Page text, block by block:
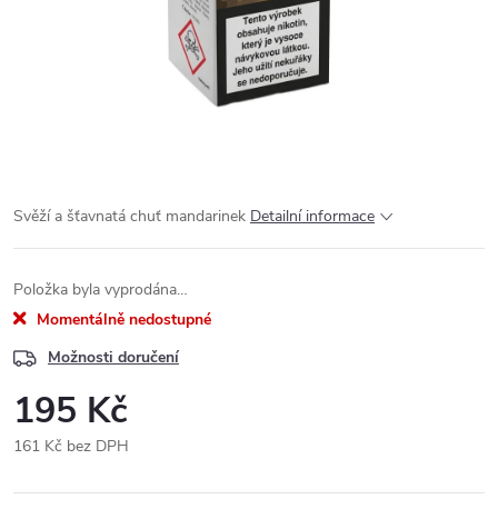
Svěží a šťavnatá chuť mandarinek Detailní informace
Položka byla vyprodána…
Momentálně nedostupné
Možnosti doručení
195 Kč
161 Kč bez DPH
cena: